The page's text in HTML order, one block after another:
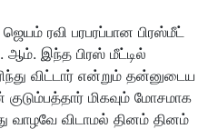
ரவி பரபரப்பான பிரஸ்மீட்
ஆம். இந்த பிரஸ் மீட்டில்
விட்டார் என்றும் தன்னுடைய
மிகவும் மோசமாக
விடாமல் தினம் தினம்